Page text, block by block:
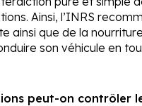
Ainsi, l’INRS
ainsi que de la
son véhicule en
peut-on contrôler